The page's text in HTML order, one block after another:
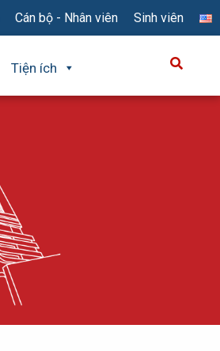
Cán bộ - Nhân viên Sinh viên
Tiện ích